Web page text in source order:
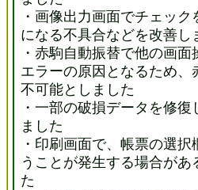
・画像出力画面でチェッ
になる不具合などを改善し
・赤駒自動振替で他の画面
エラーの原因となるため、
不可能としました
・一部の破損データを修
ました
・印刷画面で、帳票の選
うことが発生する場合があ
た